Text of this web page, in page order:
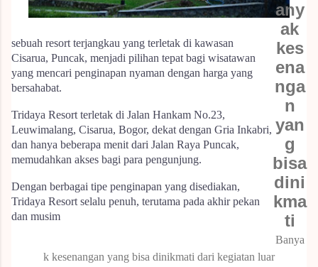
sebuah resort terjangkau yang terletak di kawasan
Cisarua, Puncak, menjadi pilihan tepat bagi wisatawan
yang mencari penginapan nyaman dengan harga yang
bersahabat.
Tridaya Resort terletak di Jalan Hankam No.23,
Leuwimalang, Cisarua, Bogor, dekat dengan Gria Inkabri,
dan hanya beberapa menit dari Jalan Raya Puncak,
memudahkan akses bagi para pengunjung.
Dengan berbagai tipe penginapan yang disediakan,
Tridaya Resort selalu penuh, terutama pada akhir pekan
dan musim
any
ak
kes
ena
nga
n
yan
g
bisa
dini
kma
ti
Banya
k kesenangan yang bisa dinikmati dari kegiatan luar